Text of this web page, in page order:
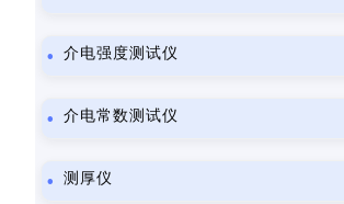
介电强度测试仪
介电常数测试仪
测厚仪